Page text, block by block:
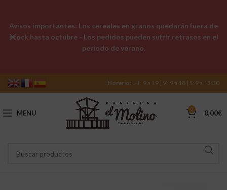
Horario: L-J: 9 a 19 | V: 9 a 18 | S: 9 a 13:30
MENU 0 0,00€
Avisos importantes: Los cereales en granos quedarán fuera de
stock hasta octubre - Los pedidos pueden sufrir retrasos en el
período de verano.